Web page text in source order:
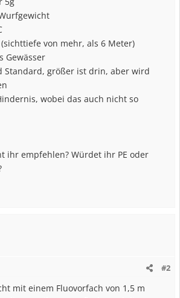
von mehr, als 6 Meter)
Gewässer
Standard, größer ist drin, aber wird
wobei das auch nicht so
ihr empfehlen? Würdet ihr PE oder
#2
mit einem Fluovorfach von 1,5 m